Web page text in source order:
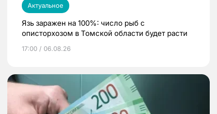
Актуальное
Язь заражен на 100%: число рыб с
описторхозом в Томской области будет расти
17:00 / 06.08.26